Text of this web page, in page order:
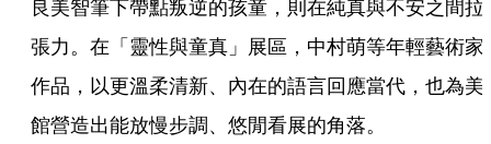
良美智筆下帶點叛逆的孩童，則在純真與不安之間拉
張力。在「靈性與童真」展區，中村萌等年輕藝術家
作品，以更溫柔清新、內在的語言回應當代，也為美
館營造出能放慢步調、悠閒看展的角落。